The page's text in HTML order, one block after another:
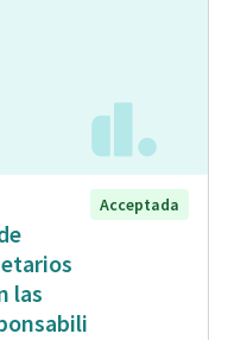
las
Acceptada